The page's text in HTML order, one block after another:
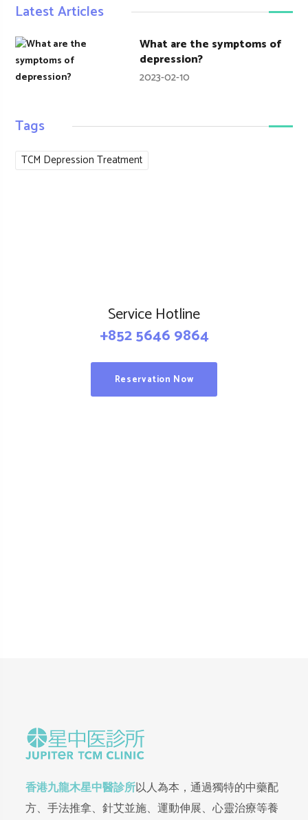
Latest Articles
What are the symptoms of
depression?
2023-02-10
Tags
TCM Depression Treatment
Service Hotline
+852 5646 9864
Reservation Now
香港九龍木星中醫診所以人為本，通過獨特的中藥配
方、手法推拿、針艾並施、運動伸展、心靈治療等養